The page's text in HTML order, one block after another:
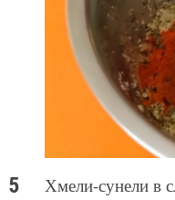
Хмели-сунели в